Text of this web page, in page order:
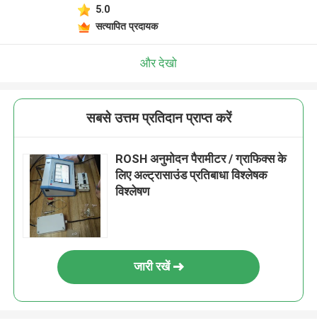
5.0
सत्यापित प्रदायक
और देखो
सबसे उत्तम प्रतिदान प्राप्त करें
ROSH अनुमोदन पैरामीटर / ग्राफिक्स के
लिए अल्ट्रासाउंड प्रतिबाधा विश्लेषक
विश्लेषण
जारी रखें